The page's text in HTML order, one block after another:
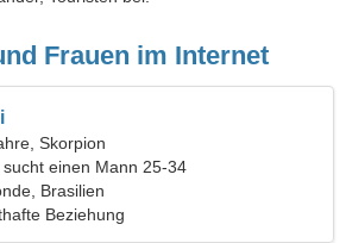
Frauen im Internet
Skorpion
sucht einen Mann 25-34
Brasilien
Beziehung